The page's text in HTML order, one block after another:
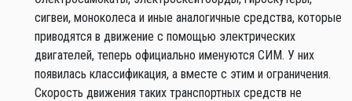
сигвеи, моноколеса и иные аналогичные средства, которые
приводятся в движение с помощью электрических
двигателей, теперь официально именуются СИМ. У них
появилась классификация, а вместе с этим и ограничения.
Скорость движения таких транспортных средств не